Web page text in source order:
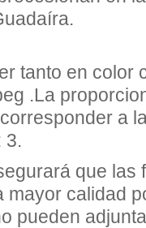
tanto en color
.La
a
3.
que las
mayor calidad
pueden